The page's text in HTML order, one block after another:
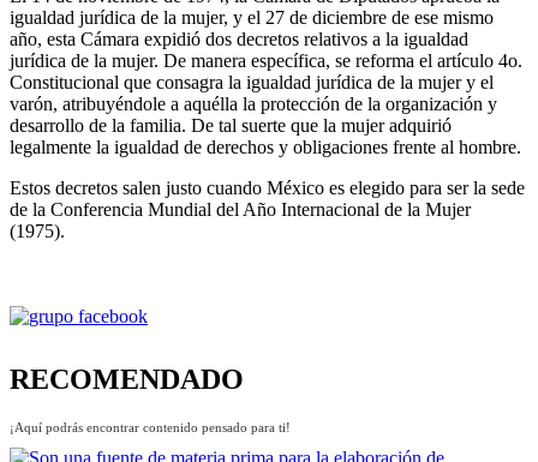
igualdad jurídica de la mujer, y el 27 de diciembre de ese mismo
año, esta Cámara expidió dos decretos relativos a la igualdad
jurídica de la mujer. De manera específica, se reforma el artículo 4o.
Constitucional que consagra la igualdad jurídica de la mujer y el
varón, atribuyéndole a aquélla la protección de la organización y
desarrollo de la familia. De tal suerte que la mujer adquirió
legalmente la igualdad de derechos y obligaciones frente al hombre.
Estos decretos salen justo cuando México es elegido para ser la sede
de la Conferencia Mundial del Año Internacional de la Mujer
(1975).
RECOMENDADO
¡Aquí podrás encontrar contenido pensado para ti!